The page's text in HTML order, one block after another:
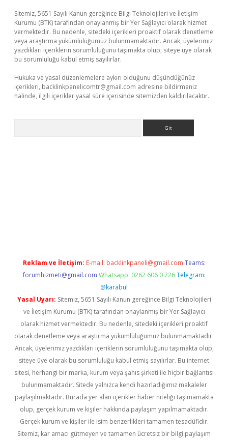
Sitemiz, 5651 Sayılı Kanun gereğince Bilgi Teknolojileri ve İletişim
Kurumu (BTK) tarafından onaylanmış bir Yer Sağlayıcı olarak hizmet
vermektedir. Bu nedenle, sitedeki içerikleri proaktif olarak denetleme
veya araştırma yükümlülüğümüz bulunmamaktadır. Ancak, üyelerimiz
yazdıkları içeriklerin sorumluluğunu taşımakta olup, siteye üye olarak
bu sorumluluğu kabul etmiş sayılırlar.
Hukuka ve yasal düzenlemelere aykırı olduğunu düşündüğünüz
içerikleri, backlinkpanelicomtr@gmail.com adresine bildirmeniz
halinde, ilgili içerikler yasal süre içerisinde sitemizden kaldırılacaktır.
Reklam ve İletişim: E-mail: backlinkpaneli@gmail.com Teams:
forumhizmeti@gmail.com Whatsapp: 0262 606 0 726 Telegram:
@karabul
Yasal Uyarı: Sitemiz, 5651 Sayılı Kanun gereğince Bilgi Teknolojileri
ve İletişim Kurumu (BTK) tarafından onaylanmış bir Yer Sağlayıcı
olarak hizmet vermektedir. Bu nedenle, sitedeki içerikleri proaktif
olarak denetleme veya araştırma yükümlülüğümüz bulunmamaktadır.
Ancak, üyelerimiz yazdıkları içeriklerin sorumluluğunu taşımakta olup,
siteye üye olarak bu sorumluluğu kabul etmiş sayılırlar. Bu internet
sitesi, herhangi bir marka, kurum veya şahıs şirketi ile hiçbir bağlantısı
bulunmamaktadır. Sitede yalnızca kendi hazırladığımız makaleler
paylaşılmaktadır. Burada yer alan içerikler haber niteliği taşımamakta
olup, gerçek kurum ve kişiler hakkında paylaşım yapılmamaktadır.
Gerçek kurum ve kişiler ile isim benzerlikleri tamamen tesadüfidir.
Sitemiz, kar amacı gütmeyen ve tamamen ücretsiz bir bilgi paylaşım